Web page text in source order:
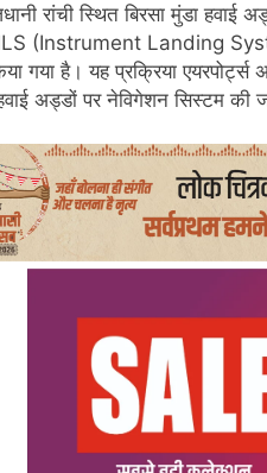
रांची स्थित बिरसा मुंडा
ILS (Instrument Landing
गया है। यह प्रक्रिया
अड्डों पर नेविगेशन सिस्टम की